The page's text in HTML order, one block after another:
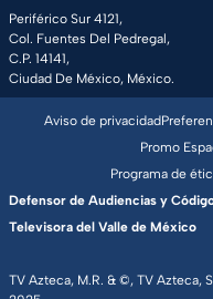
Periférico Sur 4121,
Col. Fuentes Del Pedregal,
C.P. 14141,
Ciudad De México, México.
TV Azteca, M.R. & ©, TV Azteca,
Aviso de privacidad
Promo
Programa de
Defensor de Audiencias y
Televisora del Valle de México